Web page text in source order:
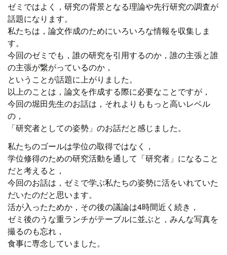
ゼミではよく，研究の背景となる理論や先行研究の調査が
話題になります。
私たちは，論文作成のためにいろいろな情報を収集しま
す。
今回のゼミでも，誰の研究を引用するのか，誰の主張と誰
の主張が繋がっているのか，
ということが話題に上がりました。
以上のことは，論文を作成する際に必要なことですが，
今回の堀田先生のお話は，それよりももっと高いレベル
の，
「研究者としての姿勢」のお話だと感じました。
私たちのゴールは学位の取得ではなく，
学位修得のための研究活動を通して「研究者」になること
だと考えると，
今回のお話は，ゼミで学ぶ私たちの姿勢に活をいれていた
だいたのだと思います。
活が入ったためか，その後の議論は4時間近く続き，
ゼミ後のうな重ランチがテーブルに並ぶと，みんな写真を
撮るのも忘れ，
食事に専念していました。